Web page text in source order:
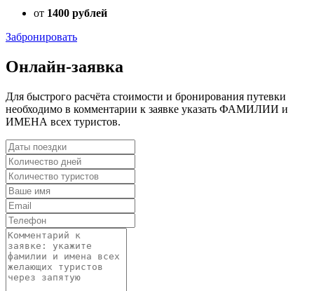
от 1400 рублей
Забронировать
Онлайн-заявка
Для быстрого расчёта стоимости и бронирования путевки
необходимо в комментарии к заявке указать ФАМИЛИИ и
ИМЕНА всех туристов.